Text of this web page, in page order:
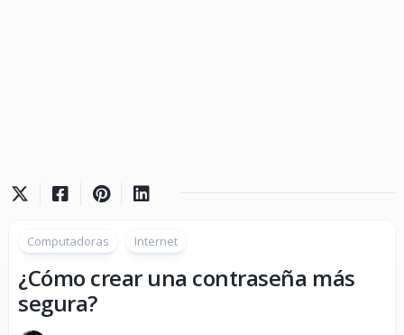
Computadoras Internet
¿Cómo crear una contraseña más
segura?